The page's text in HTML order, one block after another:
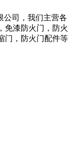
公司，我们主营各
免漆防火门，防火
门，防火门配件等